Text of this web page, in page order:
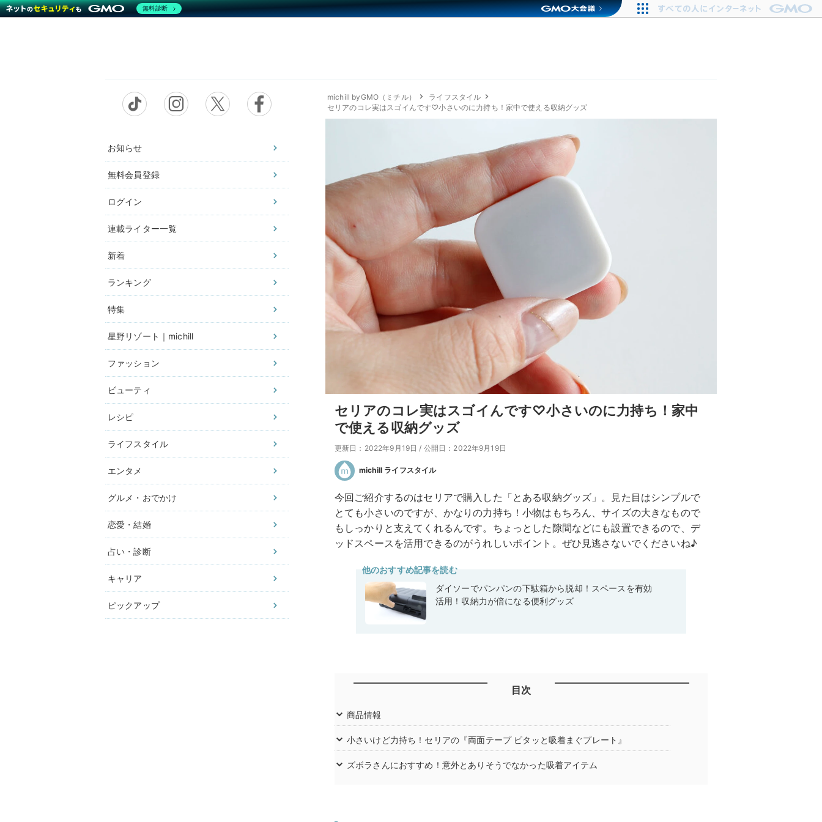
お知らせ
無料会員登録
ログイン
連載ライター一覧
新着
ランキング
特集
星野リゾート｜michill
ファッション
ビューティ
レシピ
ライフスタイル
エンタメ
グルメ・おでかけ
恋愛・結婚
占い・診断
キャリア
ピックアップ
michill byGMO（ミチル）
ライフスタイル
セリアのコレ実はスゴイんです♡小さいのに力持ち！家中で使える収納グッズ
セリアのコレ実はスゴイんです♡小さいのに力持ち！家中
で使える収納グッズ
更新日：2022年9月19日 / 公開日：2022年9月19日
michill ライフスタイル
今回ご紹介するのはセリアで購入した「とある収納グッズ」。見た目はシンプルで
とても小さいのですが、かなりの力持ち！小物はもちろん、サイズの大きなもので
もしっかりと支えてくれるんです。ちょっとした隙間などにも設置できるので、デ
ッドスペースを活用できるのがうれしいポイント。ぜひ見逃さないでくださいね♪
他のおすすめ記事を読む
ダイソーでパンパンの下駄箱から脱却！スペースを有効
活用！収納力が倍になる便利グッズ
目次
商品情報
小さいけど力持ち！セリアの『両面テープ ピタッと吸着まぐプレート』
ズボラさんにおすすめ！意外とありそうでなかった吸着アイテム
無料診断